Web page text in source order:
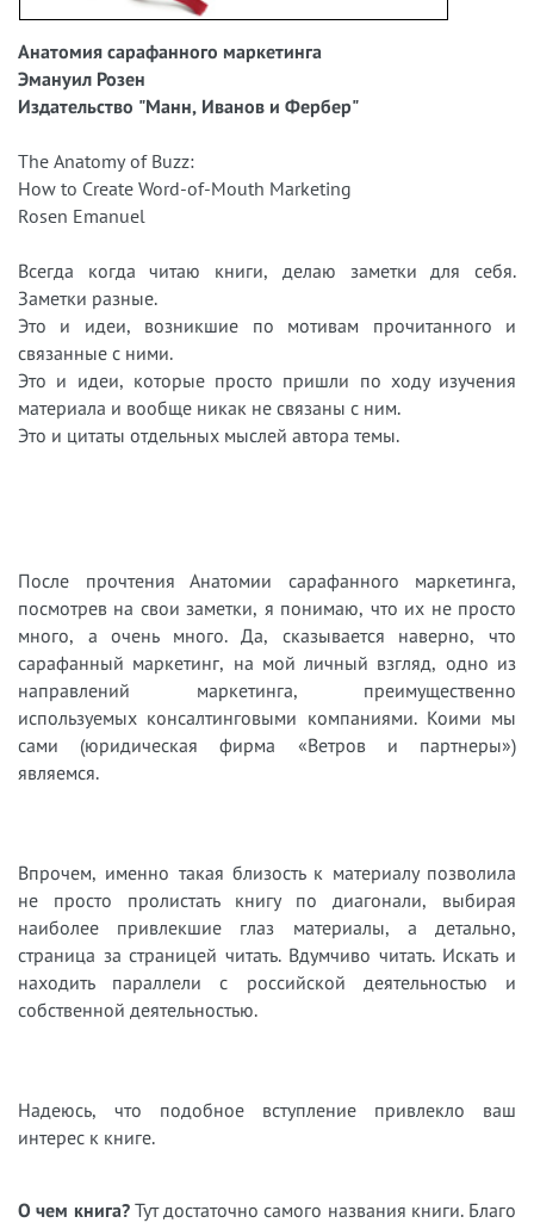
Анатомия сарафанного маркетинга
Эмануил Розен
Издательство "Манн, Иванов и Фербер"
The Anatomy of Buzz:
How to Create Word-of-Mouth Marketing
Rosen Emanuel
Всегда когда читаю книги, делаю заметки для себя.
Заметки разные.
Это и идеи, возникшие по мотивам прочитанного и
связанные с ними.
Это и идеи, которые просто пришли по ходу изучения
материала и вообще никак не связаны с ним.
Это и цитаты отдельных мыслей автора темы.
После прочтения Анатомии сарафанного маркетинга,
посмотрев на свои заметки, я понимаю, что их не просто
много, а очень много. Да, сказывается наверно, что
сарафанный маркетинг, на мой личный взгляд, одно из
направлений маркетинга, преимущественно
используемых консалтинговыми компаниями. Коими мы
сами (юридическая фирма «Ветров и партнеры»)
являемся.
Впрочем, именно такая близость к материалу позволила
не просто пролистать книгу по диагонали, выбирая
наиболее привлекшие глаз материалы, а детально,
страница за страницей читать. Вдумчиво читать. Искать и
находить параллели с российской деятельностью и
собственной деятельностью.
Надеюсь, что подобное вступление привлекло ваш
интерес к книге.
О чем книга? Тут достаточно самого названия книги. Благо